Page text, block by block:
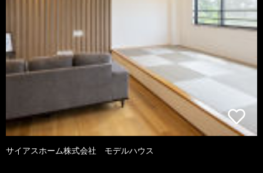
サイアスホーム株式会社 モデルハウス